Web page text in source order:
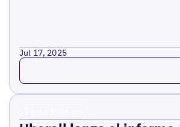
Jul 17, 2025
Read more